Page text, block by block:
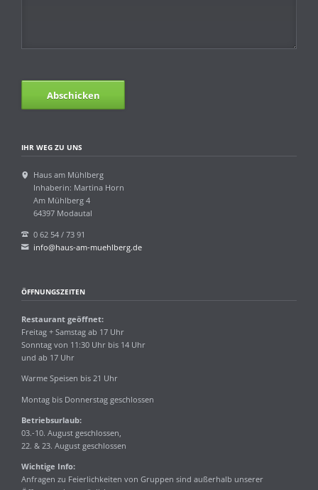
Abschicken
IHR WEG ZU UNS
Haus am Mühlberg
Inhaberin: Martina Horn
Am Mühlberg 4
64397 Modautal
0 62 54 / 73 91
info@haus-am-muehlberg.de
ÖFFNUNGSZEITEN
Restaurant geöffnet:
Freitag + Samstag ab 17 Uhr
Sonntag von 11:30 Uhr bis 14 Uhr
und ab 17 Uhr
Warme Speisen bis 21 Uhr
Montag bis Donnerstag geschlossen
Betriebsurlaub:
03.-10. August geschlossen,
22. & 23. August geschlossen
Wichtige Info:
Anfragen zu Feierlichkeiten von Gruppen sind außerhalb unserer